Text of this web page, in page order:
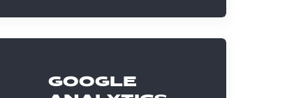
GOOGLE